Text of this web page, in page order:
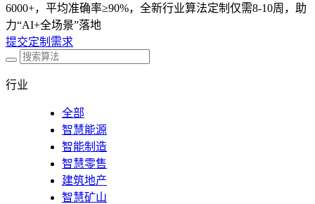
6000+，平均准确率≥90%，全新行业算法定制仅需8-10周，助
力“AI+全场景”落地
提交定制需求
行业
全部
智慧能源
智能制造
智慧零售
建筑地产
智慧矿山